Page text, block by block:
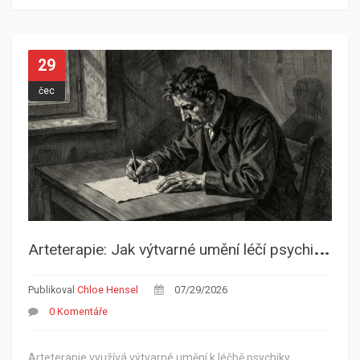
29
čec
A
rteterapie: Jak výtvarné umění léčí psychiku a pomáhá překonat trauma
Publikoval Chloe Hensel
07/29/2026
0 Komentáře
Arteterapie využívá výtvarné umění k léčbě psychiky.